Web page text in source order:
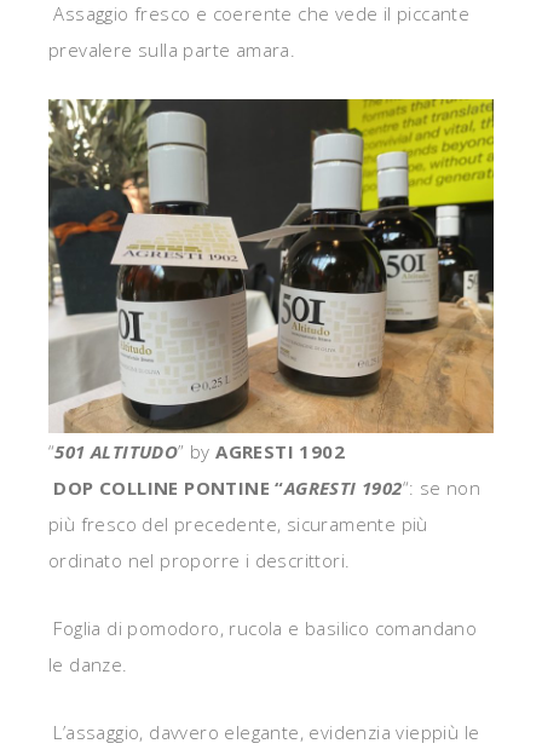
Assaggio fresco e coerente che vede il piccante
prevalere sulla parte amara.
“501 ALTITUDO” byAGRESTI 1902
DOP COLLINE PONTINE “AGRESTI 1902“: se non
più fresco del precedente, sicuramente più
ordinato nel proporre i descrittori.
Foglia di pomodoro, rucola e basilico comandano
le danze.
L’assaggio, davvero elegante, evidenzia vieppiù le